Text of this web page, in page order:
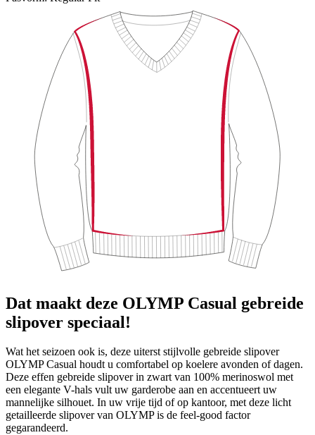
Dat maakt deze OLYMP Casual gebreide
slipover speciaal!
Wat het seizoen ook is, deze uiterst stijlvolle gebreide slipover
OLYMP Casual houdt u comfortabel op koelere avonden of dagen.
Deze effen gebreide slipover in zwart van 100% merinoswol met
een elegante V-hals vult uw garderobe aan en accentueert uw
mannelijke silhouet. In uw vrije tijd of op kantoor, met deze licht
getailleerde slipover van OLYMP is de feel-good factor
gegarandeerd.